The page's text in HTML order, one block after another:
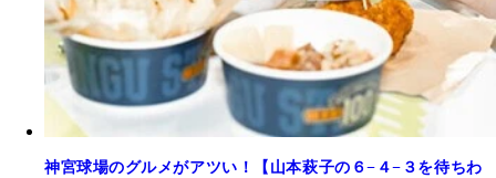
神宮球場のグルメがアツい！【山本萩子の６−４−３を待ちわ